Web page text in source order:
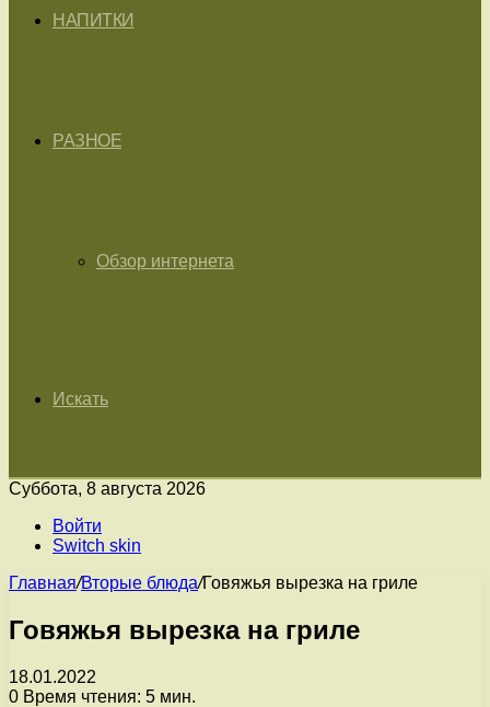
НАПИТКИ
РАЗНОЕ
Обзор интернета
Искать
Суббота, 8 августа 2026
Войти
Switch skin
Главная/Вторые блюда/Говяжья вырезка на гриле
Говяжья вырезка на гриле
18.01.2022
0 Время чтения: 5 мин.